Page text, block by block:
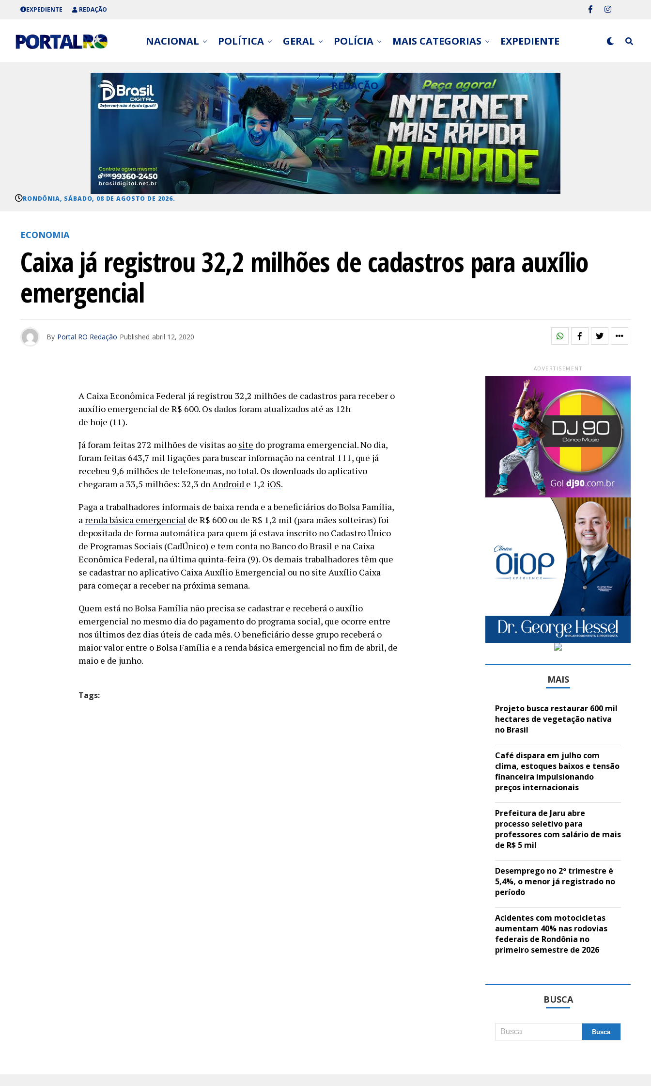
EXPEDIENTE REDAÇÃO
NACIONAL POLÍTICA GERAL POLÍCIA MAIS CATEGORIAS EXPEDIENTE
REDAÇÃO
RONDÔNIA, SÁBADO, 08 DE AGOSTO DE 2026.
ECONOMIA
Caixa já registrou 32,2 milhões de cadastros para auxílio
emergencial
By Portal RO Redação Published abril 12, 2020
A Caixa Econômica Federal já registrou 32,2 milhões de cadastros para receber o
auxílio emergencial de R$ 600. Os dados foram atualizados até as 12h
de hoje (11).
Já foram feitas 272 milhões de visitas ao site do programa emergencial. No dia,
foram feitas 643,7 mil ligações para buscar informação na central 111, que já
recebeu 9,6 milhões de telefonemas, no total. Os downloads do aplicativo
chegaram a 33,5 milhões: 32,3 doAndroid e 1,2 iOS.
Paga a trabalhadores informais de baixa renda e a beneficiários do Bolsa Família,
a renda básica emergencial de R$ 600 ou de R$ 1,2 mil (para mães solteiras) foi
depositada de forma automática para quem já estava inscrito no Cadastro Único
de Programas Sociais (CadÚnico) e tem conta no Banco do Brasil e na Caixa
Econômica Federal, na última quinta-feira (9). Os demais trabalhadores têm que
se cadastrar no aplicativo Caixa Auxílio Emergencial ou no site Auxílio Caixa
para começar a receber na próxima semana.
Quem está no Bolsa Família não precisa se cadastrar e receberá o auxílio
emergencial no mesmo dia do pagamento do programa social, que ocorre entre
nos últimos dez dias úteis de cada mês. O beneficiário desse grupo receberá o
maior valor entre o Bolsa Família e a renda básica emergencial no fim de abril, de
maio e de junho.
Tags:
ADVERTISEMENT
MAIS
Projeto busca restaurar 600 mil
hectares de vegetação nativa
no Brasil
Café dispara em julho com
clima, estoques baixos e tensão
financeira impulsionando
preços internacionais
Prefeitura de Jaru abre
processo seletivo para
professores com salário de mais
de R$ 5 mil
Desemprego no 2º trimestre é
5,4%, o menor já registrado no
período
Acidentes com motocicletas
aumentam 40% nas rodovias
federais de Rondônia no
primeiro semestre de 2026
BUSCA